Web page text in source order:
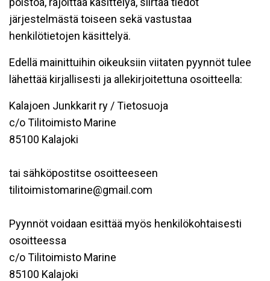
järjestelmästä toiseen sekä vastustaa
henkilötietojen käsittelyä.
Edellä mainittuihin oikeuksiin viitaten pyynnöt tulee
lähettää kirjallisesti ja allekirjoitettuna osoitteella:
Kalajoen Junkkarit ry / Tietosuoja
c/o Tilitoimisto Marine
85100 Kalajoki
tai sähköpostitse osoitteeseen
tilitoimistomarine@gmail.com
Pyynnöt voidaan esittää myös henkilökohtaisesti
osoitteessa
c/o Tilitoimisto Marine
85100 Kalajoki